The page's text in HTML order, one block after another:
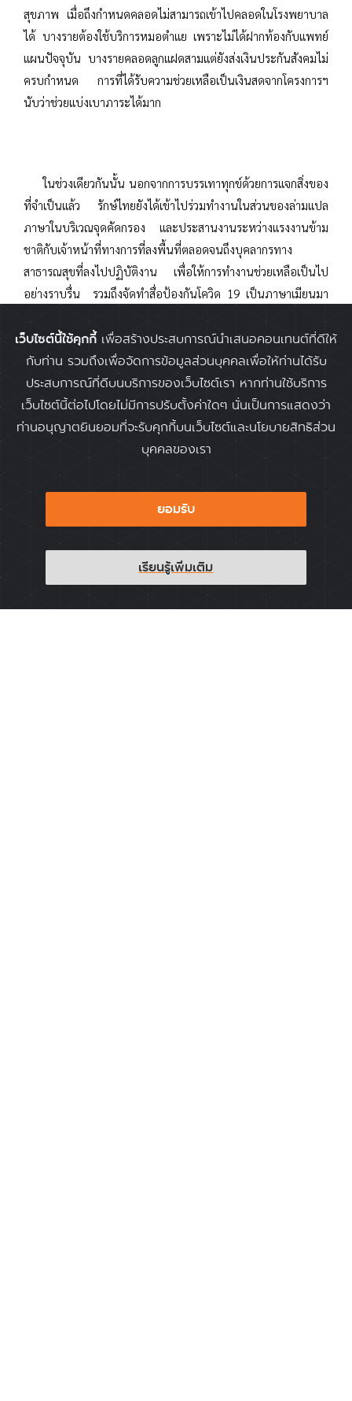
สุขภาพ เมื่อถึงกำหนดคลอดไม่สามารถเข้าไปคลอดในโรงพยาบาล
ได้ บางรายต้องใช้บริการหมอตำแย เพราะไม่ได้ฝากท้องกับแพทย์
แผนปัจจุบัน บางรายคลอดลูกแฝดสามแต่ยังส่งเงินประกันสังคมไม่
ครบกำหนด การที่ได้รับความช่วยเหลือเป็นเงินสดจากโครงการฯ
นับว่าช่วยแบ่งเบาภาระได้มาก
ในช่วงเดียวกันนั้น นอกจากการบรรเทาทุกข์ด้วยการแจกสิ่งของ
ที่จำเป็นแล้ว รักษ์ไทยยังได้เข้าไปร่วมทำงานในส่วนของล่ามแปล
ภาษาในบริเวณจุดคัดกรอง และประสานงานระหว่างแรงงานข้าม
ชาติกับเจ้าหน้าที่ทางการที่ลงพื้นที่ตลอดจนถึงบุคลากรทาง
สาธารณสุขที่ลงไปปฏิบัติงาน เพื่อให้การทำงานช่วยเหลือเป็นไป
อย่างราบรื่น รวมถึงจัดทำสื่อป้องกันโควิด 19 เป็นภาษาเมียนมา
สำหรับโครงการมาร์สสู่ชุมชนประมง เป็นโครงการที่มีระยะเวลา
ดำเนินงาน 18 เดือน มีกลุ่มเป้าหมายอยู่ที่คนงานในอุตสาหกรรม
อาหารทะเล และชุมชนประมง ในจังหวัดสมุทรสาคร, ตราด,
ระยอง, สงขลา, ปัตตานี, นราธิวาส, ภูเก็ต, พังงา, สตูล,
ประจวบคีรีขันธ์ และระนอง มีหุ้นส่วนสำคัญในการทำงาน คือ
องค์การบริหารส่วนท้องถิ่น, กระทรวงสาธารณสุข , พัฒนาสังคม
และความมั่นคงของมนุษย์ และภาคเอกชน
เว็บไซต์นี้ใช้คุกกี้เพื่อสร้างประสบการณ์นำเสนอคอนเทนต์ที่ดีให้
กับท่าน รวมถึงเพื่อจัดการข้อมูลส่วนบุคคลเพื่อให้ท่านได้รับ
ประสบการณ์ที่ดีบนบริการของเว็บไซต์เรา หากท่านใช้บริการ
เว็บไซต์นี้ต่อไปโดยไม่มีการปรับตั้งค่าใดๆ นั่นเป็นการแสดงว่า
ท่านอนุญาตยินยอมที่จะรับคุกกี้บนเว็บไซต์และนโยบายสิทธิส่วน
บุคคลของเรา
ยอมรับ
เรียนรู้เพิ่มเติม